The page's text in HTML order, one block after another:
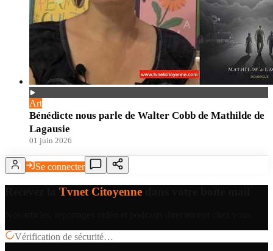
Art
Bénédicte nous parle de Walter Cobb de Mathilde de
Lagausie
01 juin 2026
Se connecter
Tvnet Citoyenne
Vérification de sécurité…